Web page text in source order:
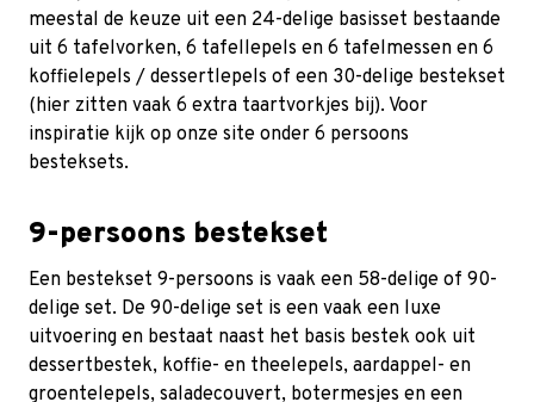
meestal de keuze uit een 24-delige basisset bestaande
uit 6 tafelvorken, 6 tafellepels en 6 tafelmessen en 6
koffielepels / dessertlepels of een 30-delige bestekset
(hier zitten vaak 6 extra taartvorkjes bij). Voor
inspiratie kijk op onze site onder 6 persoons
besteksets.
9-persoons bestekset
Een bestekset 9-persoons is vaak een 58-delige of 90-
delige set. De 90-delige set is een vaak een luxe
uitvoering en bestaat naast het basis bestek ook uit
dessertbestek, koffie- en theelepels, aardappel- en
groentelepels, saladecouvert, botermesjes en een